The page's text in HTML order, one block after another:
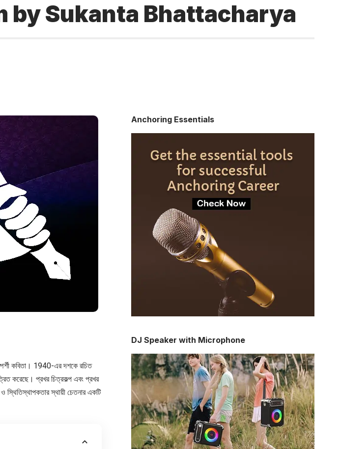
by Sukanta Bhattacharya
কবিতা। 1940-এর দশকে রচিত
করেছে। প্রখর চিত্রকল্প এবং প্রখর
ও স্থিতিস্থাপকতার স্থায়ী চেতনার একটি
Anchoring Essentials
DJ Speaker with Microphone